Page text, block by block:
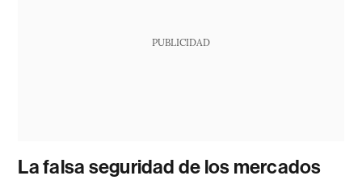
PUBLICIDAD
La falsa seguridad de los mercados